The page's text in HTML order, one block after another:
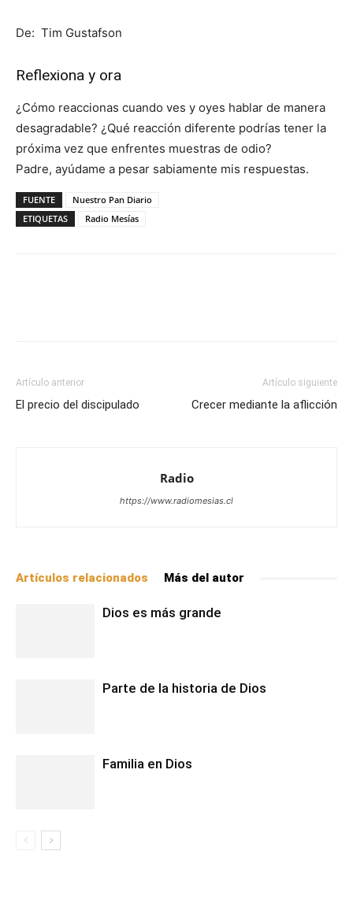
De: Tim Gustafson
Reflexiona y ora
¿Cómo reaccionas cuando ves y oyes hablar de manera
desagradable? ¿Qué reacción diferente podrías tener la
próxima vez que enfrentes muestras de odio?
Padre, ayúdame a pesar sabiamente mis respuestas.
FUENTE
Nuestro Pan Diario
ETIQUETAS
Radio Mesías
Artículo anterior
El precio del discipulado
Artículo siguiente
Crecer mediante la aflicción
Radio
https://www.radiomesias.cl
Artículos relacionados Más del autor
Dios es más grande
Parte de la historia de Dios
Familia en Dios